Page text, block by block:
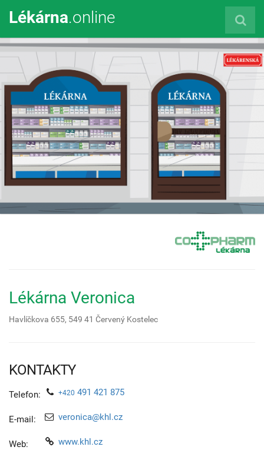
Lékárna.online
Lékárna Veronica
Havlíčkova 655, 549 41 Červený Kostelec
KONTAKTY
Telefon: +420 491 421 875
E-mail: veronica@khl.cz
Web: www.khl.cz